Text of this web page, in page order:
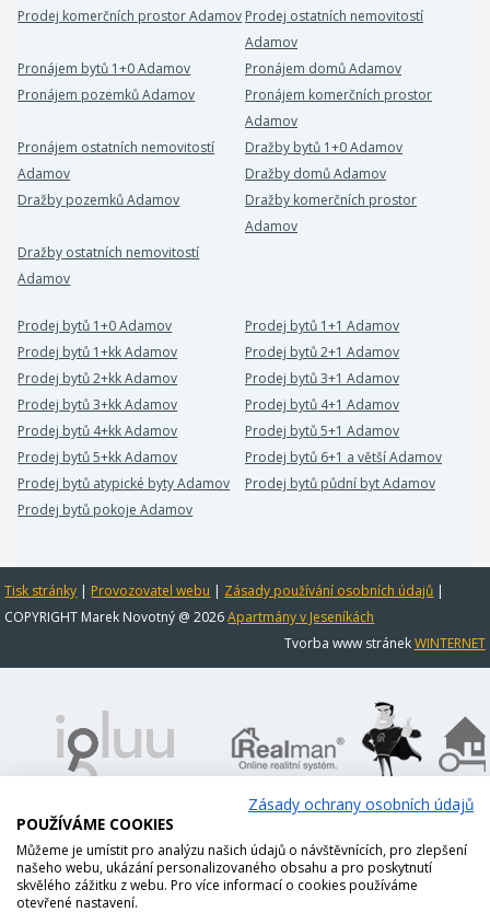
Prodej komerčních prostor Adamov Prodej ostatních nemovitostí
Adamov
Pronájem bytů 1+0 Adamov
Pronájem domů Adamov
Pronájem pozemků Adamov
Pronájem komerčních prostor
Adamov
Pronájem ostatních nemovitostí
Adamov
Dražby bytů 1+0 Adamov
Dražby domů Adamov
Dražby pozemků Adamov
Dražby komerčních prostor
Adamov
Dražby ostatních nemovitostí
Adamov
Prodej bytů 1+0 Adamov
Prodej bytů 1+1 Adamov
Prodej bytů 1+kk Adamov
Prodej bytů 2+1 Adamov
Prodej bytů 2+kk Adamov
Prodej bytů 3+1 Adamov
Prodej bytů 3+kk Adamov
Prodej bytů 4+1 Adamov
Prodej bytů 4+kk Adamov
Prodej bytů 5+1 Adamov
Prodej bytů 5+kk Adamov
Prodej bytů 6+1 a větší Adamov
Prodej bytů atypické byty Adamov
Prodej bytů půdní byt Adamov
Prodej bytů pokoje Adamov
Tisk stránky | Provozovatel webu | Zásady používání osobních údajů |
COPYRIGHT Marek Novotný @ 2026Apartmány v Jeseníkách
Tvorba www stránekWINTERNET
Zásady ochrany osobních údajů
POUŽÍVÁME COOKIES
Můžeme je umístit pro analýzu našich údajů o návštěvnících, pro zlepšení
našeho webu, ukázání personalizovaného obsahu a pro poskytnutí
skvělého zážitku z webu. Pro více informací o cookies používáme
otevřené nastavení.